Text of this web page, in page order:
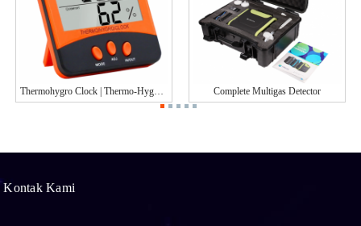
Thermohygro Clock | Thermo-Hygrometer Complete Multigas Detector
Kontak Kami